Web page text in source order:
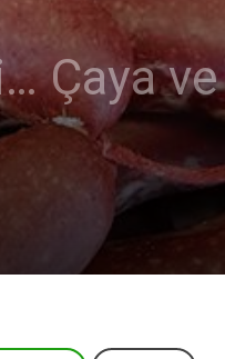
Çaya